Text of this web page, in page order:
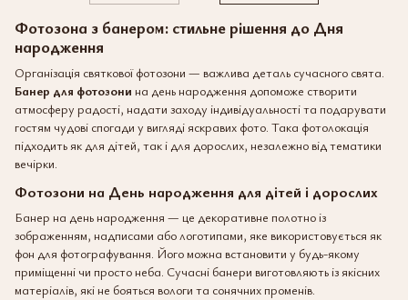
Фотозона з банером: стильне рішення до Дня
народження
Організація святкової фотозони — важлива деталь сучасного свята.
Банер для фотозони на день народження допоможе створити
атмосферу радості, надати заходу індивідуальності та подарувати
гостям чудові спогади у вигляді яскравих фото. Така фотолокація
підходить як для дітей, так і для дорослих, незалежно від тематики
вечірки.
Фотозони на День народження для дітей і дорослих
Банер на день народження — це декоративне полотно із
зображенням, надписами або логотипами, яке використовується як
фон для фотографування. Його можна встановити у будь-якому
приміщенні чи просто неба. Сучасні банери виготовляють із якісних
матеріалів, які не бояться вологи та сонячних променів.